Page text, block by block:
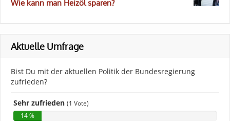
Wie kann man Heizöl sparen?
Aktuelle Umfrage